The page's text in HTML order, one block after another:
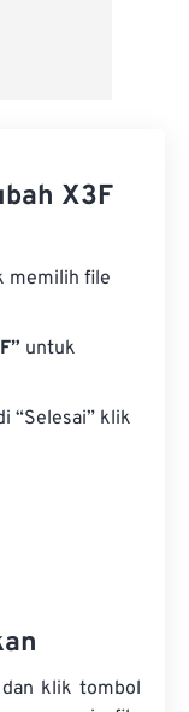
X3F
memilih file
untuk
“Selesai” klik
dan klik tombol